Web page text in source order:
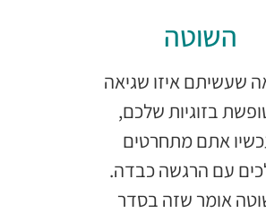
השוטה
שעשיתם איזו שגיאה
בזוגיות שלכם,
אתם מתחרטים
עם הרגשה כבדה.
אומר שזה בסדר